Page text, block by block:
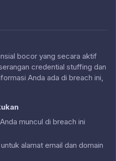
bocor yang secara aktif
credential stuffing dan
Anda ada di breach ini,
muncul di breach ini
alamat email dan domain